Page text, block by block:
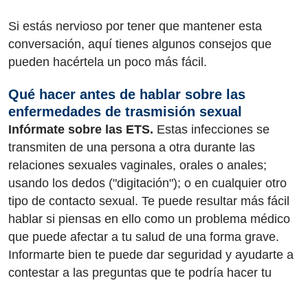
Si estás nervioso por tener que mantener esta
conversación, aquí tienes algunos consejos que
pueden hacértela un poco más fácil.
Qué hacer antes de hablar sobre las
enfermedades de trasmisión sexual
Infórmate sobre las ETS. Estas infecciones se
transmiten de una persona a otra durante las
relaciones sexuales vaginales, orales o anales;
usando los dedos ("digitación"); o en cualquier otro
tipo de contacto sexual. Te puede resultar más fácil
hablar si piensas en ello como un problema médico
que puede afectar a tu salud de una forma grave.
Informarte bien te puede dar seguridad y ayudarte a
contestar a las preguntas que te podría hacer tu